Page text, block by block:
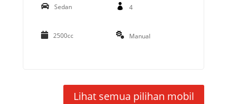
Sedan 4
2500cc Manual
Lihat semua pilihan mobil